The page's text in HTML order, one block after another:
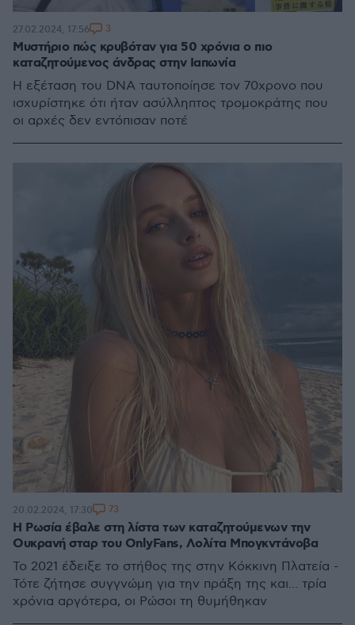
Μυστήριο πώς κρυβόταν για 50 χρόνια ο πιο
καταζητούμενος άνδρας στην Ιαπωνία
Η εξέταση του DNA ταυτοποίησε τον 70χρονο που
ισχυρίστηκε ότι ήταν ασύλληπτος τρομοκράτης που
οι αρχές δεν εντόπισαν ποτέ
27.02.2024, 17:56 3
Η Ρωσία έβαλε στη λίστα των καταζητούμενων την
Ουκρανή σταρ του OnlyFans, Λολίτα Μπογκντάνοβα
Το 2021 έδειξε το στήθος της στην Κόκκινη Πλατεία -
Τότε ζήτησε συγγνώμη για την πράξη της και... τρία
χρόνια αργότερα, οι Ρώσοι τη θυμήθηκαν
20.02.2024, 17:30 73